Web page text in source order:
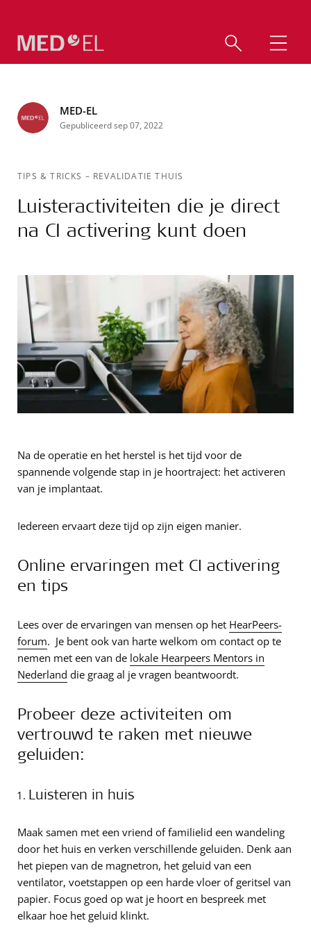
MED-EL
Gepubliceerd sep 07, 2022
TIPS & TRICKS – REVALIDATIE THUIS
Luisteractiviteiten die je direct
na CI activering kunt doen
Na de operatie en het herstel is het tijd voor de
spannende volgende stap in je hoortraject: het activeren
van je implantaat.
Iedereen ervaart deze tijd op zijn eigen manier.
Online ervaringen met CI activering
en tips
Lees over de ervaringen van mensen op het HearPeers-
forum. Je bent ook van harte welkom om contact op te
nemen met een van de lokale Hearpeers Mentors in
Nederland die graag al je vragen beantwoordt.
Probeer deze activiteiten om
vertrouwd te raken met nieuwe
geluiden:
Luisteren in huis
Maak samen met een vriend of familielid een wandeling
door het huis en verken verschillende geluiden. Denk aan
het piepen van de magnetron, het geluid van een
ventilator, voetstappen op een harde vloer of geritsel van
papier. Focus goed op wat je hoort en bespreek met
elkaar hoe het geluid klinkt.